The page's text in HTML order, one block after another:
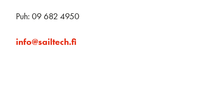
Puh: 09 682 4950
info@sailtech.fi